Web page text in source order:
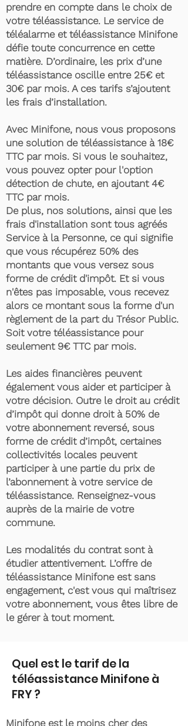
prendre en compte dans le choix de
votre téléassistance. Le service de
téléalarme et téléassistance Minifone
défie toute concurrence en cette
matière. D’ordinaire, les prix d’une
téléassistance oscille entre 25€ et
30€ par mois. A ces tarifs s’ajoutent
les frais d’installation.
Avec Minifone, nous vous proposons
une solution de téléassistance à 18€
TTC par mois. Si vous le souhaitez,
vous pouvez opter pour l'option
détection de chute, en ajoutant 4€
TTC par mois.
De plus, nos solutions, ainsi que les
frais d'installation sont tous agréés
Service à la Personne, ce qui signifie
que vous récupérez 50% des
montants que vous versez sous
forme de crédit d'impôt. Et si vous
n'êtes pas imposable, vous recevez
alors ce montant sous la forme d'un
règlement de la part du Trésor Public.
Soit votre téléassistance pour
seulement 9€ TTC par mois.
Les aides financières peuvent
également vous aider et participer à
votre décision. Outre le droit au crédit
d’impôt qui donne droit à 50% de
votre abonnement reversé, sous
forme de crédit d’impôt, certaines
collectivités locales peuvent
participer à une partie du prix de
l’abonnement à votre service de
téléassistance. Renseignez-vous
auprès de la mairie de votre
commune.
Les modalités du contrat sont à
étudier attentivement. L’offre de
téléassistance Minifone est sans
engagement, c'est vous qui maîtrisez
votre abonnement, vous êtes libre de
le gérer à tout moment.
Quel est le tarif de la
téléassistance Minifone à
FRY ?
Minifone est le moins cher des